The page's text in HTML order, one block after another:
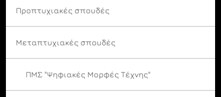
Προπτυχιακές σπουδές
Μεταπτυχιακές σπουδές
ΠΜΣ "Ψηφιακές Μορφές Τέχνης"